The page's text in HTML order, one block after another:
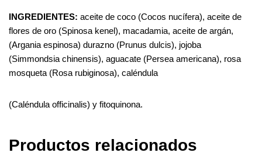
INGREDIENTES: aceite de coco (Cocos nucífera), aceite de
flores de oro (Spinosa kenel), macadamia, aceite de argán,
(Argania espinosa) durazno (Prunus dulcis), jojoba
(Simmondsia chinensis), aguacate (Persea americana), rosa
mosqueta (Rosa rubiginosa), caléndula
(Caléndula officinalis) y fitoquinona.
Productos relacionados